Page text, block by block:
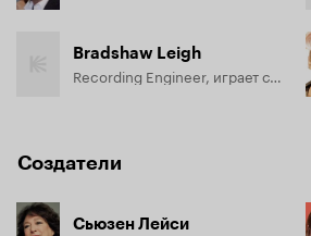
Bradshaw Leigh
Создатели
Сьюзен Лейси